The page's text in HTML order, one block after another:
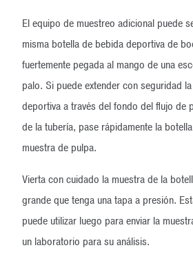
El equipo de muestreo adicional puede
misma botella de bebida deportiva de
fuertemente pegada al mango de una
palo. Si puede extender con seguridad
deportiva a través del fondo del flujo de
de la tubería, pase rápidamente la
muestra de pulpa.
Vierta con cuidado la muestra de la
grande que tenga una tapa a presión.
puede utilizar luego para enviar la
un laboratorio para su análisis.